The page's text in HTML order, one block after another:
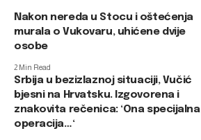
Nakon nereda u Stocu i oštećenja
murala o Vukovaru, uhićene dvije
osobe
2 Min Read
Srbija u bezizlaznoj situaciji, Vučić
bjesni na Hrvatsku. Izgovorena i
znakovita rečenica: ‘Ona specijalna
operacija…‘